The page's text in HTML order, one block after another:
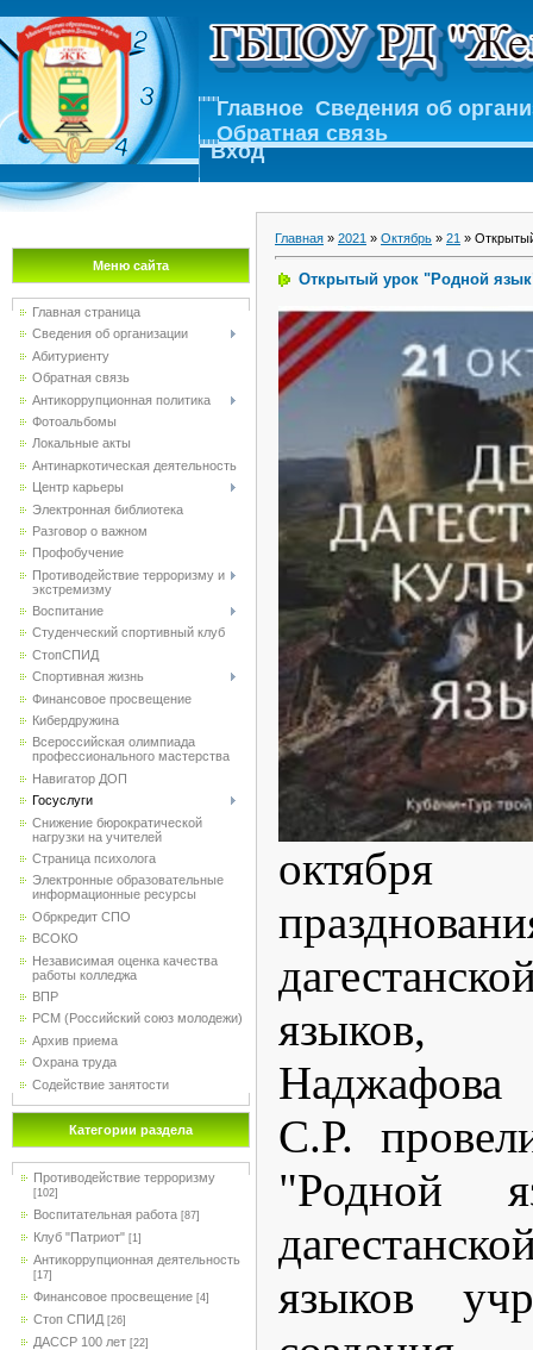
Главное Сведения об
Обратная связь
Вход
Меню сайта
Главная страница
Сведения об организации
Абитуриенту
Обратная связь
Антикоррупционная политика
Фотоальбомы
Локальные акты
Антинаркотическая деятельность
Центр карьеры
Электронная библиотека
Разговор о важном
Профобучение
Противодействие терроризму и
экстремизму
Воспитание
Студенческий спортивный клуб
CтопСПИД
Спортивная жизнь
Финансовое просвещение
Кибердружина
Всероссийская олимпиада
профессионального мастерства
Навигатор ДОП
Госуслуги
Снижение бюрократической
нагрузки на учителей
Страница психолога
Электронные образовательные
информационные ресурсы
Обркредит СПО
ВСОКО
Независимая оценка качества
работы колледжа
ВПР
РСМ (Российский союз молодежи)
Архив приема
Охрана труда
Содействие занятости
Категории раздела
Противодействие терроризму
[102]
Воспитательная работа [87]
Клуб "Патриот" [1]
Антикоррупционная деятельность
[17]
Финансовое просвещение [4]
Стоп СПИД [26]
ДАССР 100 лет [22]
Главная » 2021 » Октябрь » 21 »
Открытый урок "Родной
языков,
С.Р.
"Родной
языков